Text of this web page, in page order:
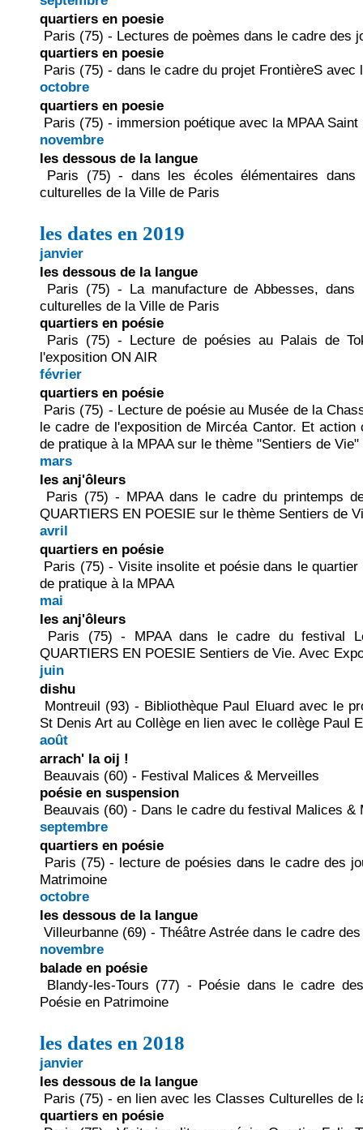
quartiers en poesie
Paris (75) - Lectures de poèmes dans le cadre des
quartiers en poesie
Paris (75) - dans le cadre du projet FrontièreS avec
octobre
quartiers en poesie
Paris (75) - immersion poétique avec la MPAA Saint
novembre
les dessous de la langue
Paris (75) - dans les écoles élémentaires
culturelles de la Ville de Paris
les dates en 2019
janvier
les dessous de la langue
Paris (75) - La manufacture de Abbesses,
culturelles de la Ville de Paris
quartiers en poésie
Paris (75) - Lecture de poésies au Palais de
l'exposition ON AIR
février
quartiers en poésie
Paris (75) - Lecture de poésie au Musée de la
le cadre de l'exposition de Mircéa Cantor. Et action
de pratique à la MPAA sur le thème "Sentiers de Vie"
mars
les anj'ôleurs
Paris (75) - MPAA dans le cadre du printemps
QUARTIERS EN POESIE sur le thème Sentiers de
avril
quartiers en poésie
Paris (75) - Visite insolite et poésie dans le
de pratique à la MPAA
mai
les anj'ôleurs
Paris (75) - MPAA dans le cadre du festival
QUARTIERS EN POESIE Sentiers de Vie. Avec
juin
dishu
Montreuil (93) - Bibliothèque Paul Eluard avec le
St Denis Art au Collège en lien avec le collège Paul
août
arrach' la oij !
Beauvais (60) - Festival Malices & Merveilles
poésie en suspension
Beauvais (60) - Dans le cadre du festival Malices &
septembre
quartiers en poésie
Paris (75) - lecture de poésies dans le cadre des
Matrimoine
octobre
les dessous de la langue
Villeurbanne (69) - Théâtre Astrée dans le cadre
novembre
balade en poésie
Blandy-les-Tours (77) - Poésie dans le cadre
Poésie en Patrimoine
les dates en 2018
janvier
les dessous de la langue
Paris (75) - en lien avec les Classes Culturelles de
quartiers en poésie